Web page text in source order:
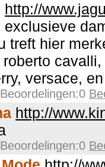
http://
treft hier
versace,
http://